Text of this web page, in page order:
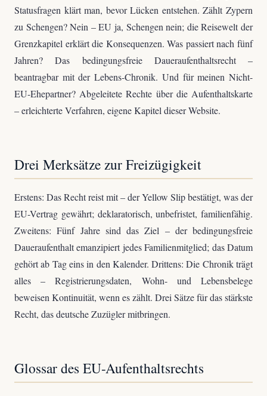
Statusfragen klärt man, bevor Lücken entstehen. Zählt Zypern
zu Schengen? Nein – EU ja, Schengen nein; die Reisewelt der
Grenzkapitel erklärt die Konsequenzen. Was passiert nach fünf
Jahren? Das bedingungsfreie Daueraufenthaltsrecht –
beantragbar mit der Lebens-Chronik. Und für meinen Nicht-
EU-Ehepartner? Abgeleitete Rechte über die Aufenthaltskarte
– erleichterte Verfahren, eigene Kapitel dieser Website.
Drei Merksätze zur Freizügigkeit
Erstens: Das Recht reist mit – der Yellow Slip bestätigt, was der
EU-Vertrag gewährt; deklaratorisch, unbefristet, familienfähig.
Zweitens: Fünf Jahre sind das Ziel – der bedingungsfreie
Daueraufenthalt emanzipiert jedes Familienmitglied; das Datum
gehört ab Tag eins in den Kalender. Drittens: Die Chronik trägt
alles – Registrierungsdaten, Wohn- und Lebensbelege
beweisen Kontinuität, wenn es zählt. Drei Sätze für das stärkste
Recht, das deutsche Zuzügler mitbringen.
Glossar des EU-Aufenthaltsrechts